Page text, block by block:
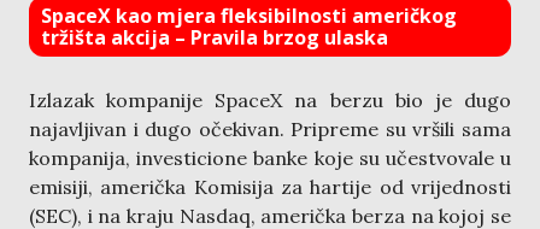
SpaceX kao mjera fleksibilnosti američkog
tržišta akcija – Pravila brzog ulaska
Izlazak kompanije SpaceX na berzu bio je dugo
najavljivan i dugo očekivan. Pripreme su vršili sama
kompanija, investicione banke koje su učestvovale u
emisiji, američka Komisija za hartije od vrijednosti
(SEC), i na kraju Nasdaq, američka berza na kojoj se